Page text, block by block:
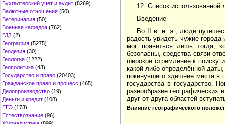
Бухгалтерский учет и аудит (8269)
Валютные отношения (50)
Ветеринария (50)
Военная кафедра (762)
ГДЗ (2)
География (5275)
Геодезия (30)
Геология (1222)
Геополитика (43)
Государство и право (20403)
Гражданское право и процесс (465)
Делопроизводство (19)
Деньги и кредит (108)
ЕГЭ (173)
Естествознание (96)
12. Список использованной
Введение
Во II в. н. э., люди
радость увидеть чужие
мог появиться лишь тогда,
безопасны, средства связи
широкое стремление к поиску
какой-либо определённой
покинувшего здешние места
государства в государство.
разнообразие
друг от друга областей
Влияние географического